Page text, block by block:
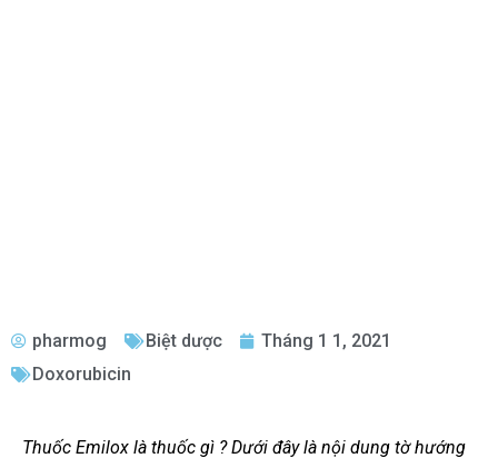
pharmog Biệt dược
Tháng 1 1, 2021
Doxorubicin
Thuốc Emilox là thuốc gì ? Dưới đây là nội dung tờ hướng